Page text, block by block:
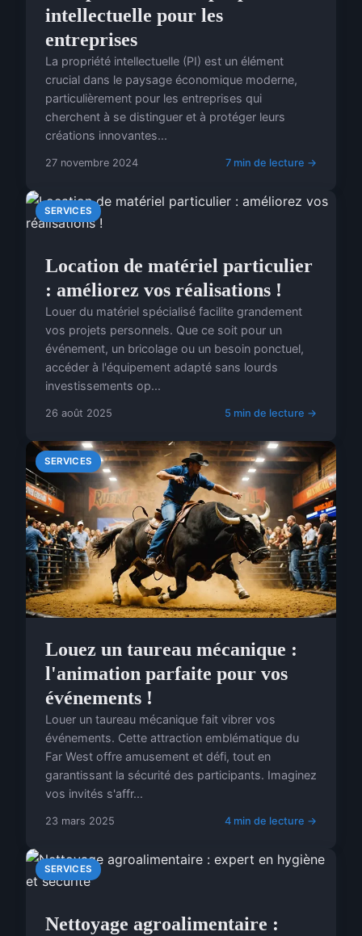
intellectuelle pour les
entreprises
La propriété intellectuelle (PI) est un élément
crucial dans le paysage économique moderne,
particulièrement pour les entreprises qui
cherchent à se distinguer et à protéger leurs
créations innovantes...
27 novembre 2024 7 min de lecture →
SERVICES
Location de matériel particulier
: améliorez vos réalisations !
Louer du matériel spécialisé facilite grandement
vos projets personnels. Que ce soit pour un
événement, un bricolage ou un besoin ponctuel,
accéder à l'équipement adapté sans lourds
investissements op...
26 août 2025 5 min de lecture →
SERVICES
Louez un taureau mécanique :
l'animation parfaite pour vos
événements !
Louer un taureau mécanique fait vibrer vos
événements. Cette attraction emblématique du
Far West offre amusement et défi, tout en
garantissant la sécurité des participants. Imaginez
vos invités s'affr...
23 mars 2025 4 min de lecture →
SERVICES
Nettoyage agroalimentaire :